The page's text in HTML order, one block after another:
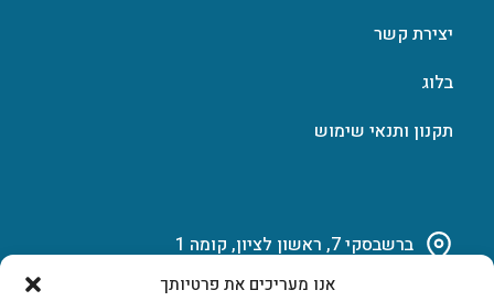
אנו מעריכים את פרטיותך
יצירת קשר
בלוג
תקנון ותנאי שימוש
ברשבסקי 7, ראשון לציון, קומה 1